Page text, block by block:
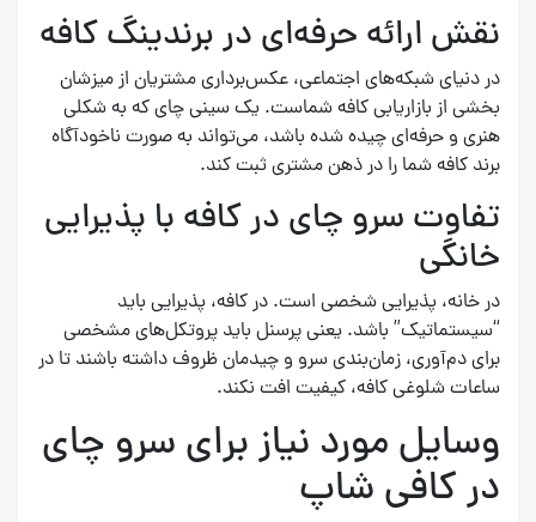
نقش ارائه حرفه‌ای در برندینگ کافه
در دنیای شبکه‌های اجتماعی، عکس‌برداری مشتریان از میزشان
بخشی از بازاریابی کافه شماست. یک سینی چای که به شکلی
هنری و حرفه‌ای چیده شده باشد، می‌تواند به صورت ناخودآگاه
برند کافه شما را در ذهن مشتری ثبت کند.
تفاوت سرو چای در کافه با پذیرایی
خانگی
در خانه، پذیرایی شخصی است. در کافه، پذیرایی باید
“سیستماتیک” باشد. یعنی پرسنل باید پروتکل‌های مشخصی
برای دم‌آوری، زمان‌بندی سرو و چیدمان ظروف داشته باشند تا در
ساعات شلوغی کافه، کیفیت افت نکند.
وسایل مورد نیاز برای سرو چای
در کافی شاپ